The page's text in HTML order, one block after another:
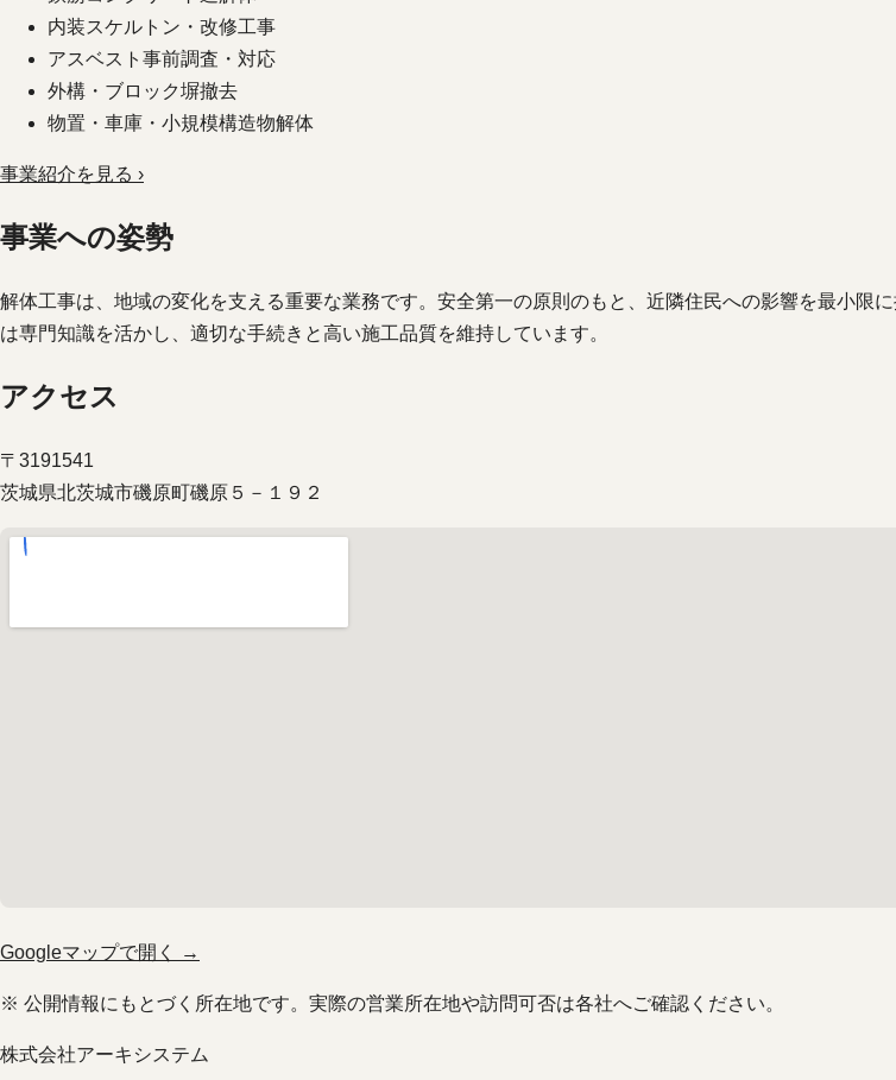
内装スケルトン・改修工事
アスベスト事前調査・対応
外構・ブロック塀撤去
物置・車庫・小規模構造物解体
事業紹介を見る ›
事業への姿勢
解体工事は、地域の変化を支える重要な業務です。安全第一の原則のもと、近隣住民への影響を最小限
は専門知識を活かし、適切な手続きと高い施工品質を維持しています。
アクセス
〒3191541
茨城県北茨城市磯原町磯原５－１９２
Googleマップで開く →
※ 公開情報にもとづく所在地です。実際の営業所在地や訪問可否は各社へご確認ください。
株式会社アーキシステム